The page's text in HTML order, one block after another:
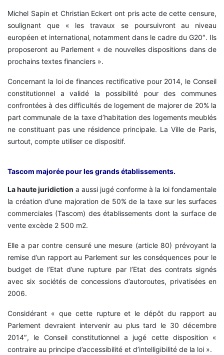
Michel Sapin et Christian Eckert ont pris acte de cette censure,
soulignant que « les travaux se poursuivront au niveau
européen et international, notamment dans le cadre du G20″. Ils
proposeront au Parlement « de nouvelles dispositions dans de
prochains textes financiers ».
Concernant la loi de finances rectificative pour 2014, le Conseil
constitutionnel a validé la possibilité pour des communes
confrontées à des difficultés de logement de majorer de 20% la
part communale de la taxe d’habitation des logements meublés
ne constituant pas une résidence principale. La Ville de Paris,
surtout, compte utiliser ce dispositif.
Tascom majorée pour les grands établissements.
La haute juridiction a aussi jugé conforme à la loi fondamentale
la création d’une majoration de 50% de la taxe sur les surfaces
commerciales (Tascom) des établissements dont la surface de
vente excède 2 500 m2.
Elle a par contre censuré une mesure (article 80) prévoyant la
remise d’un rapport au Parlement sur les conséquences pour le
budget de l’Etat d’une rupture par l’Etat des contrats signés
avec six sociétés de concessions d’autoroutes, privatisées en
2006.
Considérant « que cette rupture et le dépôt du rapport au
Parlement devraient intervenir au plus tard le 30 décembre
2014″, le Conseil constitutionnel a jugé cette disposition «
contraire au principe d’accessibilité et d’intelligibilité de la loi ».